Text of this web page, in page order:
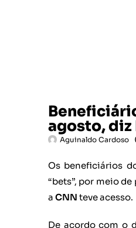
agosto, diz
Aguinaldo Cardoso
Os beneficiários
“bets”, por meio
a CNN teve acesso.
De acordo com o